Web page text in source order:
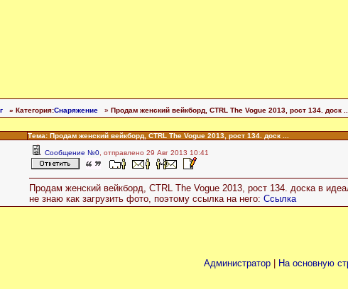
» Категория:Снаряжение » Продам женский вейкборд, CTRL The Vogue 2013, рост 134. доск ...
Тема: Продам женский вейкборд, CTRL The Vogue 2013, рост 134. доск ...
Сообщение №0 , отправлено 29 Авг 2013 10:41
Продам женский вейкборд, CTRL The Vogue 2013, рост 134. доска в
не знаю как загрузить фото, поэтому ссылка на него: Ссылка
Администратор На основную